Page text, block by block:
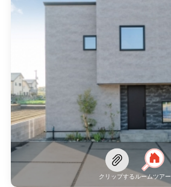
クリップするルームツアー